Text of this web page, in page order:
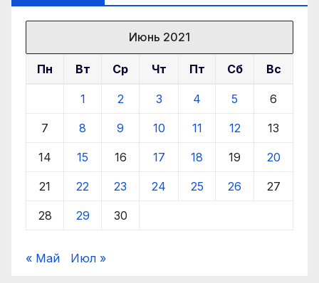
Июнь 2021
Пн Вт Ср Чт Пт Сб Вс
1 2 3 4 5 6
7 8 9 10 11 12 13
14 15 16 17 18 19 20
21 22 23 24 25 26 27
28 29 30
« Май Июл »